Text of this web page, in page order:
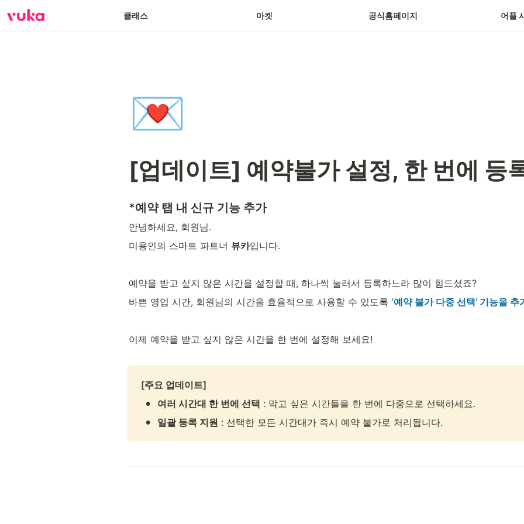
클래스 마켓 공식홈페이지 어플
💌
[업데이트] 예약불가 설정, 한 번에 등
*예약 탭 내 신규 기능 추가
안녕하세요, 회원님.
미용인의 스마트 파트너 뷰카입니다.
예약을 받고 싶지 않은 시간을 설정할 때, 하나씩 눌러서 등록하느라 많이 힘드셨죠?
바쁜 영업 시간, 회원님의 시간을 효율적으로 사용할 수 있도록 ‘예약 불가 다중 선택’ 기능을
이제 예약을 받고 싶지 않은 시간을 한 번에 설정해 보세요!
[주요 업데이트]
• 여러 시간대 한 번에 선택 : 막고 싶은 시간들을 한 번에 다중으로 선택하세요.
• 일괄 등록 지원 : 선택한 모든 시간대가 즉시 예약 불가로 처리됩니다.